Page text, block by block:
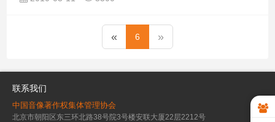
« 6 »
联系我们
中国音像著作权集体管理协会
北京市朝阳区东三环北路38号院3号楼安联大厦22层2212号